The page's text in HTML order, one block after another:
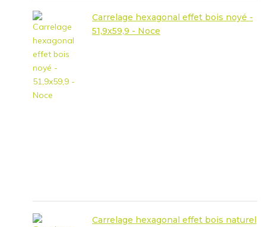
Carrelage hexagonal effet bois noyé -
51,9x59,9 - Noce
Carrelage hexagonal effet bois naturel